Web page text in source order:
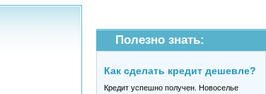
Полезно знать:
Как сделать кредит дешевле?
Кредит успешно получен. Новоселье